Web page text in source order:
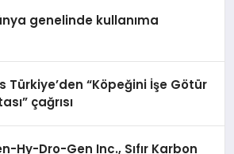
genelinde kullanıma
Türkiye’den “Köpeğini İşe Götür
çağrısı
Hy-Dro-Gen Inc., Sıfır Karbon